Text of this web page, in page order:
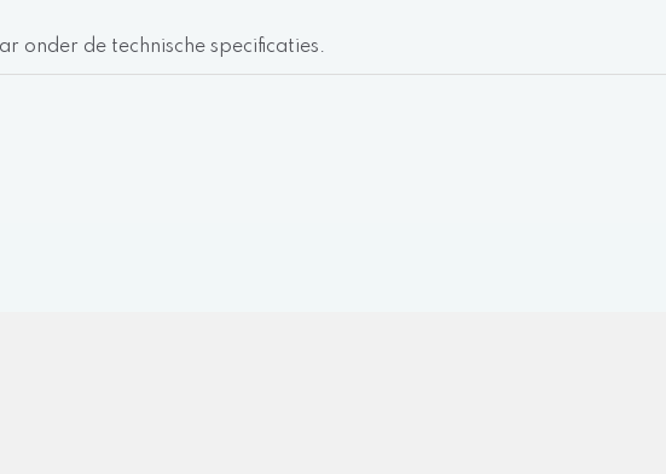
onder de technische specificaties.